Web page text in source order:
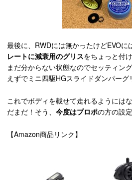
最後に、RWDには無かったけどEVOに
レートに減衰用のグリスをちょっと付
まだ分からない状態なのでセッティン
えずでミニ四駆HGスライドダンパーグ
これでボディを載せて走れるようには
だまだ！そう、 今度はプロポの方の設
【Amazon商品リンク】